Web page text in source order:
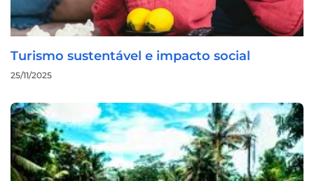
Turismo sustentável e impacto social
25/11/2025